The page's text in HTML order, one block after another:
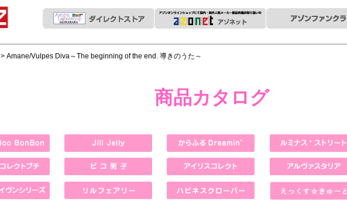
> Amane/Vulpes Diva～The beginning of the end. 導きのうた～
商品カタログ